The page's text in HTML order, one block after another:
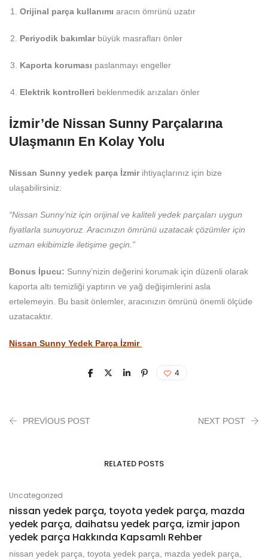
Orijinal parça kullanımı aracın ömrünü uzatır
Periyodik bakımlarbüyük masrafları önler
Kaporta koruması paslanmayı engeller
Elektrik kontrolleri beklenmedik arızaları önler
İzmir’de Nissan Sunny Parçalarına
Ulaşmanın En Kolay Yolu
Nissan Sunny yedek parça İzmirihtiyaçlarınız için bize
ulaşabilirsiniz:
“Nissan Sunny’niz için orijinal ve kaliteli yedek parçaları uygun
fiyatlarla sunuyoruz. Aracınızın ömrünü uzatacak çözümler için
uzman ekibimizle iletişime geçin.”
Bonus İpucu: Sunny’nizin değerini korumak için düzenli olarak
kaporta altı temizliği yaptırın ve yağ değişimlerini asla
ertelemeyin. Bu basit önlemler, aracınızın ömrünü önemli ölçüde
uzatacaktır.
Nissan Sunny Yedek Parça İzmir
4
PREVIOUS POST NEXT POST
RELATED POSTS
Uncategorized
nissan yedek parça, toyota yedek parça, mazda
yedek parça, daihatsu yedek parça, izmir japon
yedek parça Hakkında Kapsamlı Rehber
nissan yedek parça, toyota yedek parça, mazda yedek parça,